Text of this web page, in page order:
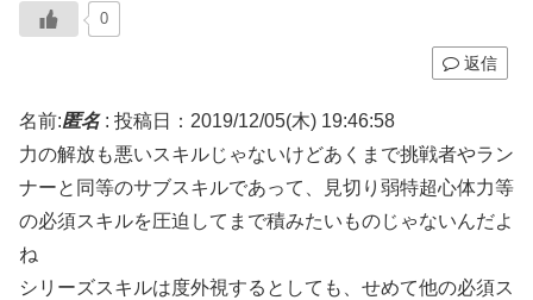
0
返信
名前:匿名: 投稿日：2019/12/05(木) 19:46:58
力の解放も悪いスキルじゃないけどあくまで挑戦者やラン
ナーと同等のサブスキルであって、見切り弱特超心体力等
の必須スキルを圧迫してまで積みたいものじゃないんだよ
ね
シリーズスキルは度外視するとしても、せめて他の必須ス